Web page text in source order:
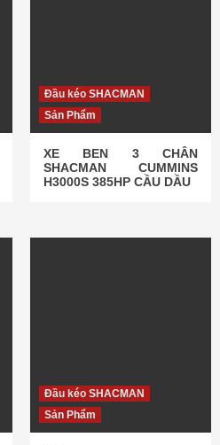
Đầu kéo SHACMAN
Sản Phẩm
XE BEN 3 CHÂN
SHACMAN CUMMINS
H3000S 385HP CẦU DẦU
Đầu kéo SHACMAN
Sản Phẩm